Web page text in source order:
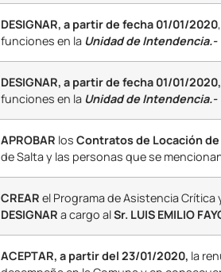
DESIGNAR, a partir de fecha 01/01/2020
funciones en la Unidad de Intendencia.-
DESIGNAR, a partir de fecha 01/01/2020,
funciones en la Unidad de Intendencia.-
APROBAR los Contratos de Locación
de Salta y las personas que se
CREAR el Programa de Asistencia
DESIGNAR a cargo alSr. LUIS EMILIO
ACEPTAR, a partir del 23/01/2020, la